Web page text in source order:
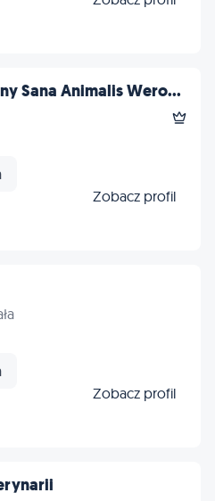
Sana Animalis Wero...
Zobacz profil
Zobacz profil